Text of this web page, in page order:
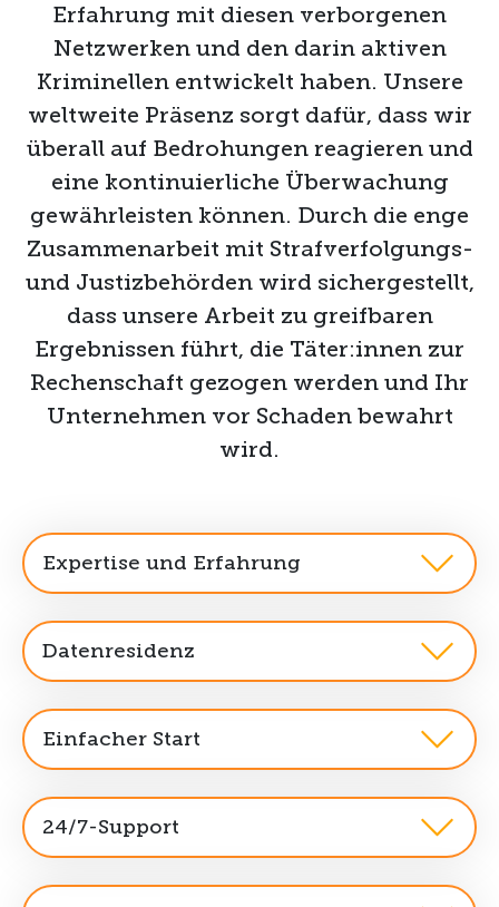
Erfahrung mit diesen verborgenen
Netzwerken und den darin aktiven
Kriminellen entwickelt haben. Unsere
weltweite Präsenz sorgt dafür, dass wir
überall auf Bedrohungen reagieren und
eine kontinuierliche Überwachung
gewährleisten können. Durch die enge
Zusammenarbeit mit Strafverfolgungs-
und Justizbehörden wird sichergestellt,
dass unsere Arbeit zu greifbaren
Ergebnissen führt, die Täter:innen zur
Rechenschaft gezogen werden und Ihr
Unternehmen vor Schaden bewahrt
wird.
Expertise und Erfahrung
Datenresidenz
Einfacher Start
24/7-Support